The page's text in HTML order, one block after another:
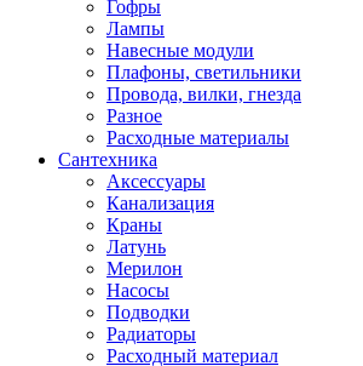
Гофры
Лампы
Навесные модули
Плафоны, светильники
Провода, вилки, гнезда
Разное
Расходные материалы
Сантехника
Аксессуары
Канализация
Краны
Латунь
Мерилон
Насосы
Подводки
Радиаторы
Расходный материал